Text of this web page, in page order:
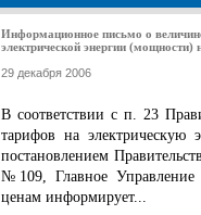
Информационное письмо о
электрической энергии (мощности)
29 декабря 2006
В соответствии с п. 23
тарифов на электрическую
постановлением
№109, Главное Управление
ценам информирует...